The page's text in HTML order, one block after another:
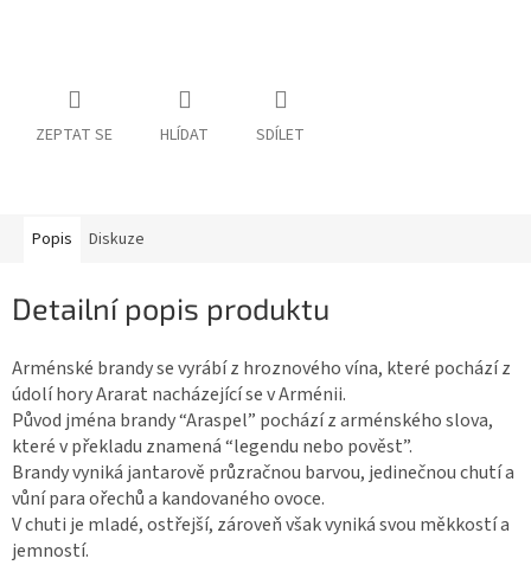
ZEPTAT SE HLÍDAT SDÍLET
Popis Diskuze
Detailní popis produktu
Arménské brandy se vyrábí z hroznového vína, které pochází z
údolí hory Ararat nacházející se v Arménii.
Původ jména brandy “Araspel” pochází z arménského slova,
které v překladu znamená “legendu nebo pověst”.
Brandy vyniká jantarově průzračnou barvou, jedinečnou chutí a
vůní para ořechů a kandovaného ovoce.
V chuti je mladé, ostřejší, zároveň však vyniká svou měkkostí a
jemností.